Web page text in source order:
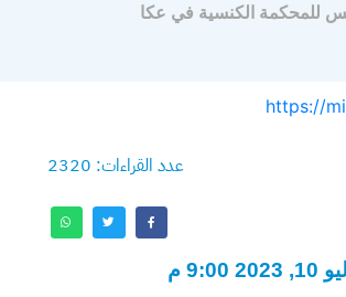
للمحكمة الكنسية في عكا
https://
عدد القراءات: 2320
م